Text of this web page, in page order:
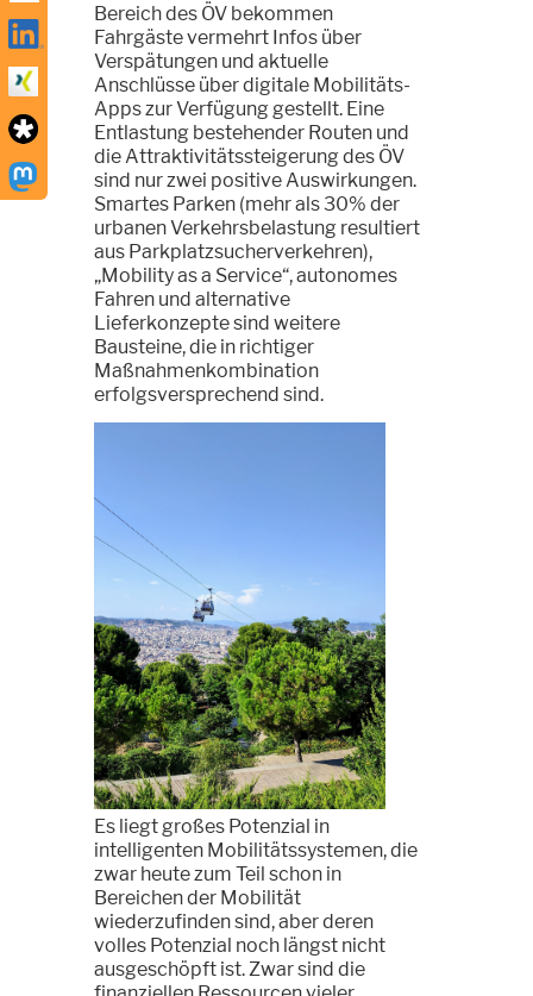
Bereich des ÖV bekommen
Fahrgäste vermehrt Infos über
Verspätungen und aktuelle
Anschlüsse über digitale Mobilitäts-
Apps zur Verfügung gestellt. Eine
Entlastung bestehender Routen und
die Attraktivitätssteigerung des ÖV
sind nur zwei positive Auswirkungen.
Smartes Parken (mehr als 30% der
urbanen Verkehrsbelastung resultiert
aus Parkplatzsucherverkehren),
„Mobility as a Service“, autonomes
Fahren und alternative
Lieferkonzepte sind weitere
Bausteine, die in richtiger
Maßnahmenkombination
erfolgsversprechend sind.
Es liegt großes Potenzial in
intelligenten Mobilitätssystemen, die
zwar heute zum Teil schon in
Bereichen der Mobilität
wiederzufinden sind, aber deren
volles Potenzial noch längst nicht
ausgeschöpft ist. Zwar sind die